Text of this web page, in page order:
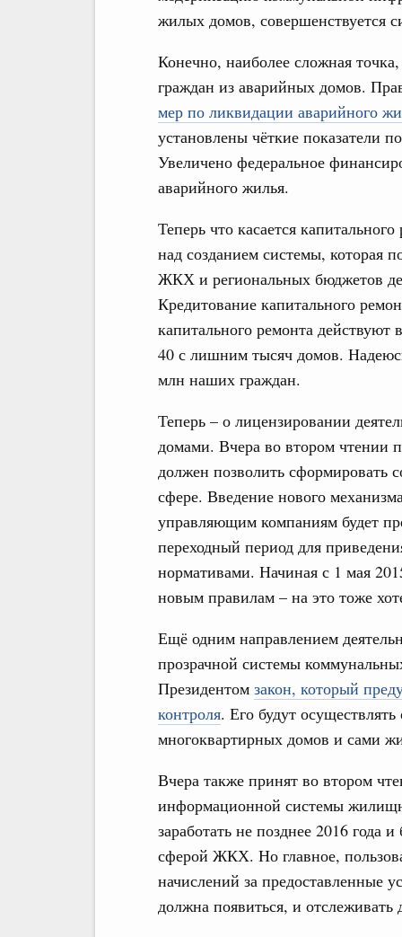
жилых домов, совершенствуется
Конечно, наиболее сложная
граждан из аварийных домов.
мер по ликвидации аварийного
установлены чёткие показатели
Увеличено федеральное
аварийного жилья.
Теперь что касается
над созданием системы, которая
ЖКХ и региональных бюджетов
Кредитование капитального
капитального ремонта действуют
40 с лишним тысяч домов.
млн наших граждан.
Теперь – о лицензировании
домами. Вчера во втором чтении
должен позволить сформировать
сфере. Введение нового
управляющим компаниям будет
переходный период для
нормативами. Начиная с 1 мая
новым правилам – на это тоже
Ещё одним направлением
прозрачной системы
Президентом закон, который
контроля. Его будут
многоквартирных домов и сами
Вчера также принят во втором
информационной системы
заработать не позднее 2016 года
сферой ЖКХ. Но главное,
начислений за предоставленные
должна появиться, и